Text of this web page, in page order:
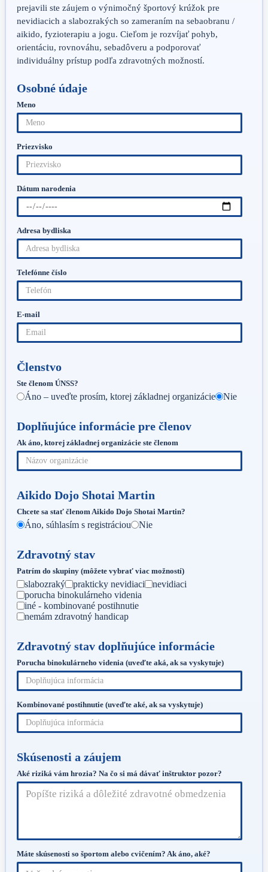
prejavili ste záujem o výnimočný športový krúžok pre
nevidiacich a slabozrakých so zameraním na sebaobranu /
aikido, fyzioterapiu a jogu. Cieľom je rozvíjať pohyb,
orientáciu, rovnováhu, sebadôveru a podporovať
individuálny prístup podľa zdravotných možností.
Osobné údaje
Meno
Priezvisko
Dátum narodenia
Adresa bydliska
Telefónne číslo
E-mail
Členstvo
Ste členom ÚNSS?
Áno – uveďte prosím, ktorej základnej organizácie Nie
Doplňujúce informácie pre členov
Ak áno, ktorej základnej organizácie ste členom
Aikido Dojo Shotai Martin
Chcete sa stať členom Aikido Dojo Shotai Martin?
Áno, súhlasím s registráciou Nie
Zdravotný stav
Patrím do skupiny (môžete vybrať viac možností)
slabozraký prakticky nevidiaci
nevidiaci
porucha binokulárneho videnia
iné - kombinované postihnutie
nemám zdravotný handicap
Zdravotný stav doplňujúce informácie
Porucha binokulárneho videnia (uveďte aká, ak sa vyskytuje)
Kombinované postihnutie (uveďte aké, ak sa vyskytuje)
Skúsenosti a záujem
Aké riziká vám hrozia? Na čo si má dávať inštruktor pozor?
Máte skúsenosti so športom alebo cvičením? Ak áno, aké?